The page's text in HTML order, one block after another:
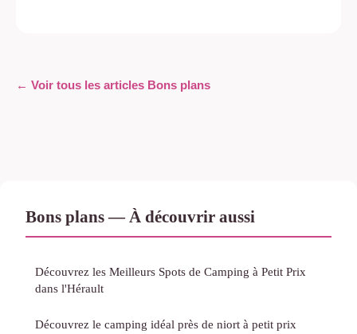
← Voir tous les articles Bons plans
Bons plans — À découvrir aussi
Découvrez les Meilleurs Spots de Camping à Petit Prix
dans l'Hérault
Découvrez le camping idéal près de niort à petit prix